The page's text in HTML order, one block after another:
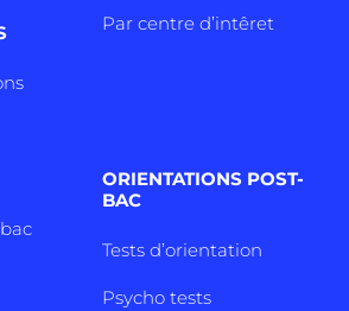
Par centre d’intêret
ORIENTATIONS POST-
BAC
Tests d’orientation
Psycho tests